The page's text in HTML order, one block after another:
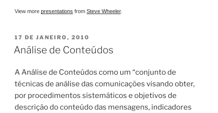
View more presentations from Steve Wheeler.
PUBLICADO
EM
17 DE JANEIRO, 2010
Análise de Conteúdos
A Análise de Conteúdos como um “conjunto de
técnicas de análise das comunicações visando obter,
por procedimentos sistemáticos e objetivos de
descrição do conteúdo das mensagens, indicadores